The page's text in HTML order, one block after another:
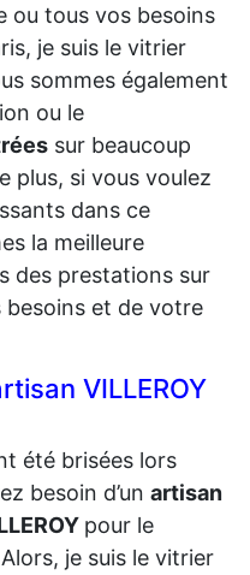
ou tous vos besoins
je suis le vitrier
sommes également
ou le
sur beaucoup
plus, si vous voulez
dans ce
la meilleure
des prestations sur
et de votre
VILLEROY
été brisées lors
besoin d’un artisan
pour le
je suis le vitrier